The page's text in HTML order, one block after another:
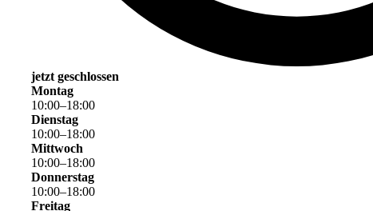
jetzt geschlossen
Montag
10:00–18:00
Dienstag
10:00–18:00
Mittwoch
10:00–18:00
Donnerstag
10:00–18:00
Freitag